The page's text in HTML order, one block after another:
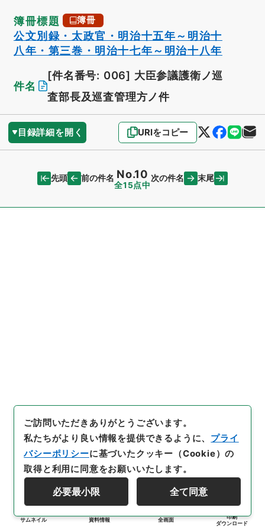
簿冊標題 簿冊
公文別録・太政官・明治十五年～明治十
八年・第三巻・明治十七年～明治十八年
件名
[件名番号: 006] 大臣参議護衛ノ巡
査部長及巡査管理方ノ件
目録詳細を開く URIをコピー
先頭 前の件名 No.10
全15点中
次の件名 末尾
サムネイル 資料情報 全画面
印刷
ダウンロード
ご訪問いただきありがとうございます。
私たちがより良い情報を提供できるように、 プライ
バシーポリシーに基づいたクッキー（Cookie）の
取得と利用に同意をお願いいたします。
必要最小限 全て同意